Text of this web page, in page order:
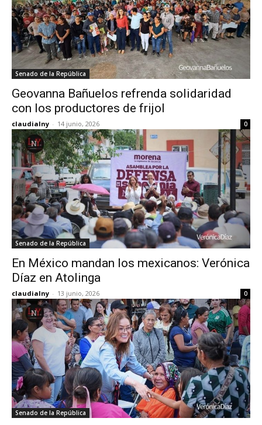
Senado de la República
Geovanna Bañuelos refrenda solidaridad
con los productores de frijol
claudialny - 14 junio, 2026 0
Senado de la República
En México mandan los mexicanos: Verónica
Díaz en Atolinga
claudialny - 13 junio, 2026 0
Senado de la República